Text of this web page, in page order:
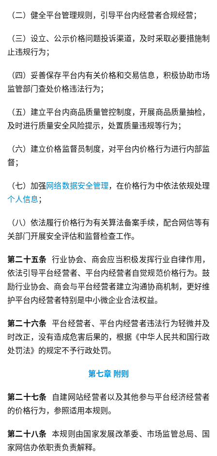
（二）健全平台管理规则，引导平台内经营者合规经营；
（三）设立、公示价格问题投诉渠道，及时采取必要措施制
止违规行为；
（四）妥善保存平台内有关价格和交易信息，积极协助市场
监管部门查处价格违法行为；
（五）建立平台内商品质量管控制度，开展商品质量抽检，
及时进行质量安全风险提示，处置质量违规等行为；
（六）建立价格监督员制度，对平台内价格行为进行内部监
督；
（七）加强网络数据安全管理，在价格行为中依法依规处理
个人信息 ；
（八）依法履行价格行为有关算法备案手续，配合网信等有
关部门开展安全评估和监督检查工作。
第二十五条 行业协会、商会应当积极发挥行业自律作用，
依法引导平台经营者、平台内经营者自觉规范价格行为。鼓
励行业协会、商会与平台经营者建立沟通协商机制，更好维
护平台内经营者特别是中小微企业合法权益。
第二十六条 平台经营者、平台内经营者违法行为轻微并及
时改正，没有造成危害后果的，根据《中华人民共和国行政
处罚法》的规定不予行政处罚。
第七章 附则
第二十七条 自建网站经营者以及其他参与平台经济经营者
的价格行为，参照适用本规则。
第二十八条 本规则由国家发展改革委、市场监管总局、国
家网信办依职责负责解释。